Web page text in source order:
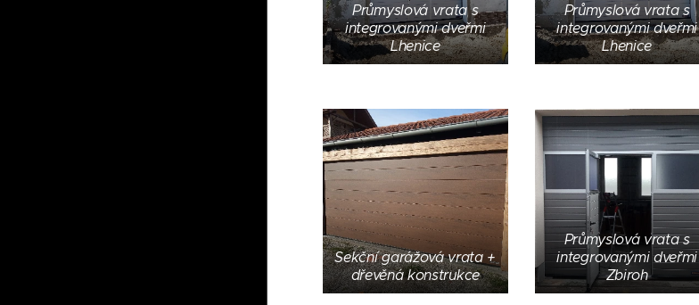
Průmyslová vrata s
integrovanými dveřmi
Lhenice
Průmyslová vrata s
integrovanými dveřmi
Lhenice
Sekční garážová vrata +
dřevěná konstrukce
Průmyslová vrata s
integrovanými dveřmi
Zbiroh